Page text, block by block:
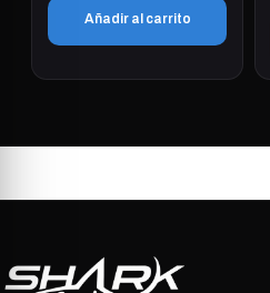
Añadir al carrito